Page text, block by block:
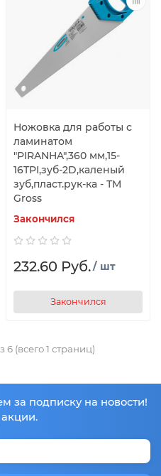
Ножовка для работы с
ламинатом
"PIRANHA",360 мм,15-
16TPI,зуб-2D,каленый
зуб,пласт.рук-ка - ТМ
Gross
Закончился
232.60 Руб./ шт
Закончился
6 (всего 1 страниц)
за подписку на новости!